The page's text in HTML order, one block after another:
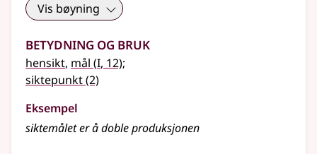
Vis bøyning
Betydning og bruk
hensikt, mål (1
I, 12);
siktepunkt(2)
Eksempel
siktemåleter å doble produksjonen